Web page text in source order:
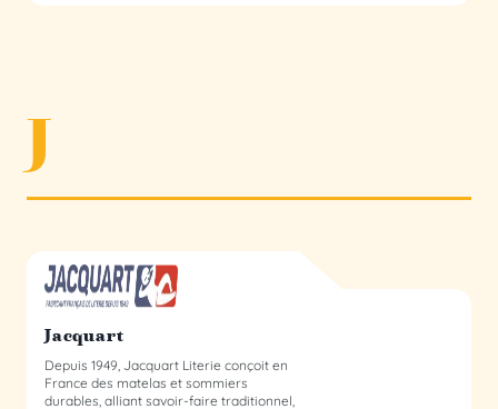
J
Jacquart membre du collectif
Jacquart
Depuis 1949, Jacquart Literie conçoit en
France des matelas et sommiers
durables, alliant savoir-faire traditionnel,